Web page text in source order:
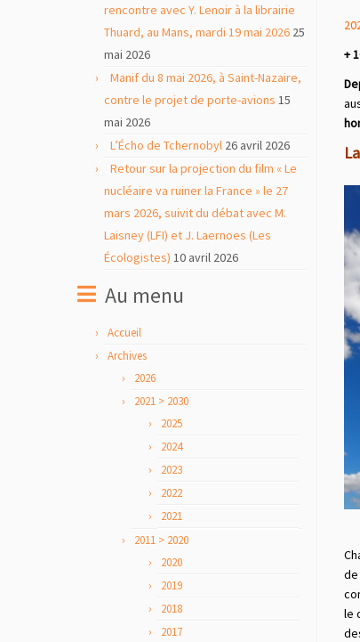
rencontre avec Y. Lenoir à la librairie
Thuard, au Mans, mardi 19 mai 2026 25
mai 2026
Manif du 8 mai 2026, à Saint-Nazaire,
contre le projet de porte-avions 15
mai 2026
L’Écho de Tchernobyl 26 avril 2026
Retour sur la projection du film « Le
nucléaire va ruiner la France » le 27
mars 2026, suivit du débat avec M.
Laisney (LFI) et J. Laernoes (Les
Écologistes) 10 avril 2026
Au menu
Accueil
Archives
2026
2021 > 2030
2025
2024
2023
2022
2021
2011 > 2020
2020
2019
2018
2017
+
de
le